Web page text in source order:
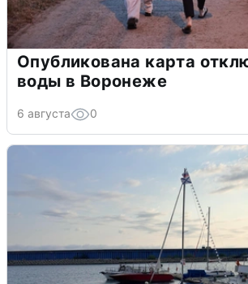
Опубликована карта
воды в Воронеже
6 августа 0